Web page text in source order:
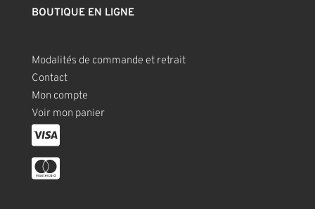
BOUTIQUE EN LIGNE
Modalités de commande et retrait
Contact
Mon compte
Voir mon panier